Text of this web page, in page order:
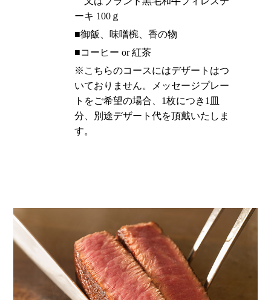
ーキ 100ｇ
■御飯、味噌椀、香の物
■コーヒー or 紅茶
※こちらのコースにはデザートはつ
いておりません。メッセージプレー
トをご希望の場合、1枚につき1皿
分、別途デザート代を頂戴いたしま
す。